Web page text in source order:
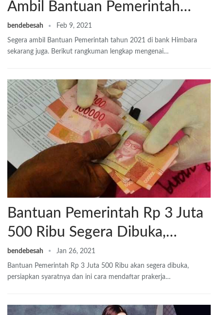
Ambil Bantuan Pemerintah…
bendebesah Feb 9, 2021
Segera ambil Bantuan Pemerintah tahun 2021 di bank Himbara
sekarang juga. Berikut rangkuman lengkap mengenai…
Bantuan Pemerintah Rp 3 Juta
500 Ribu Segera Dibuka,…
bendebesah Jan 26, 2021
Bantuan Pemerintah Rp 3 Juta 500 Ribu akan segera dibuka,
persiapkan syaratnya dan ini cara mendaftar prakerja…